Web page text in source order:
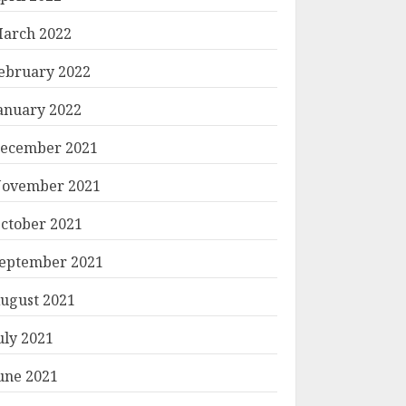
2022
2022
2022
2021
2021
2021
2021
2021
2021
2021